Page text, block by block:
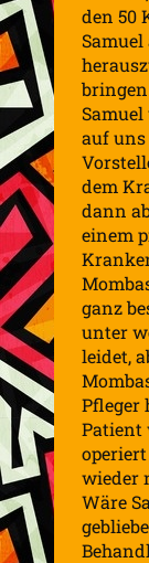
den 50
Samuel
auf uns
dem
dann
einem
ganz
unter
leidet,
Pfleger
Patient
wieder
Wäre